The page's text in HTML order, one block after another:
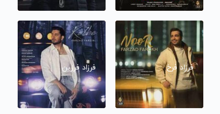
فرزاد فرخ فرزاد فرزین